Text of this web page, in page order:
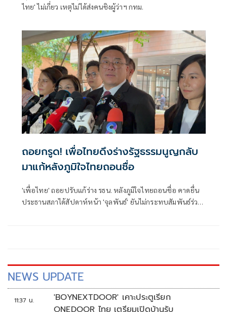
ไทย' ไม่เกี่ยว เหตุไม่ได้ส่งคนชิงผู้ว่าฯ กทม.
ถอยกรูด! เพื่อไทยดึงร่างรัฐธรรมนูญกลับ
มาแก้หลังภูมิใจไทยถอนชื่อ
'เพื่อไทย' ถอยปรับแก้ร่าง รธน. หลังภูมิใจไทยถอนชื่อ คาดยื่น
ประธานสภาได้สัปดาห์หน้า 'จุลพันธ์' ยันไม่กระทบสัมพันธ์ร่วม
NEWS UPDATE
11:37 น.
'BOYNEXTDOOR' เคาะประตูเรียก
ONEDOOR ไทย เตรียมเปิดบ้านรับ